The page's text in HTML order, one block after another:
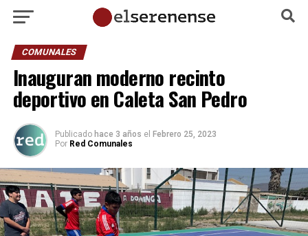
COMUNALES
Inauguran moderno recinto
deportivo en Caleta San Pedro
Publicado hace 3 años el Febrero 25, 2023
Por Red Comunales